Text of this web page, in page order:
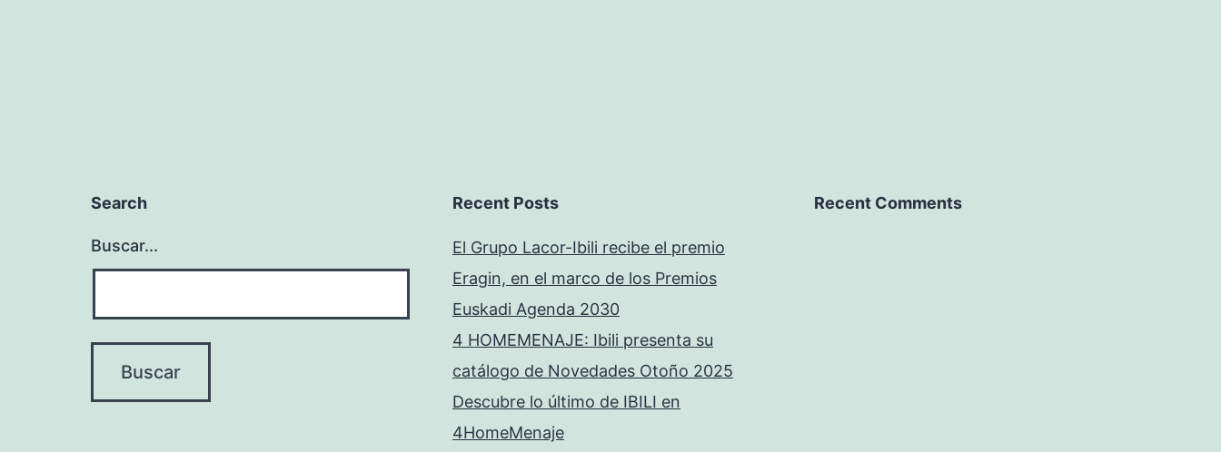
Search
Buscar...
Recent Posts
El Grupo Lacor-Ibili recibe el premio
Eragin, en el marco de los Premios
Euskadi Agenda 2030
4 HOMEMENAJE: Ibili presenta su
catálogo de Novedades Otoño 2025
Descubre lo último de IBILI en
4HomeMenaje
Recent Comments